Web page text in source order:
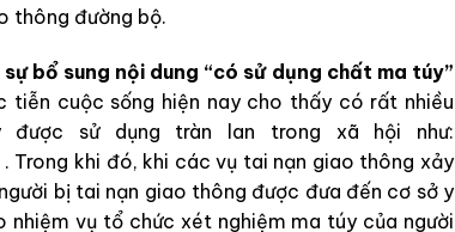
thông đường bộ.
bổ sung nội dung “có sử dụng chất ma túy”
tiễn cuộc sống hiện nay cho thấy có rất nhiều
sử dụng tràn lan trong xã hội như:
Trong khi đó, khi các vụ tai nạn giao thông xảy
bị tai nạn giao thông được đưa đến cơ sở y
vụ tổ chức xét nghiệm ma túy của người